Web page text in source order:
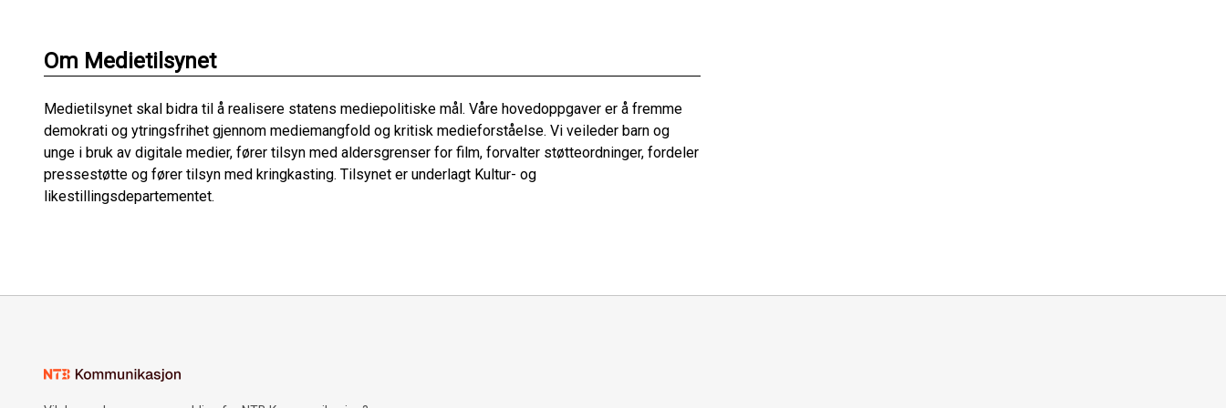
Om Medietilsynet
Medietilsynet skal bidra til å realisere statens mediepolitiske mål. Våre hovedoppgaver er å fremme
demokrati og ytringsfrihet gjennom mediemangfold og kritisk medieforståelse. Vi veileder barn og
unge i bruk av digitale medier, fører tilsyn med aldersgrenser for film, forvalter støtteordninger, fordeler
pressestøtte og fører tilsyn med kringkasting. Tilsynet er underlagt Kultur- og
likestillingsdepartementet.